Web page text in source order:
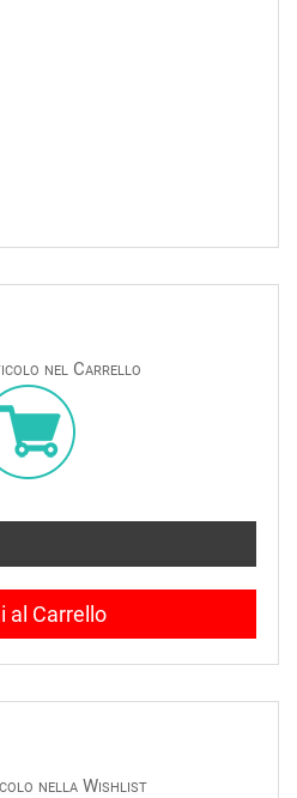
nel Carrello
al Carrello
nella Wishlist